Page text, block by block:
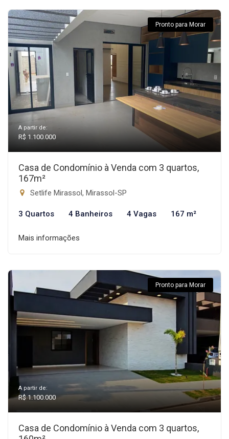
Pronto para Morar
A partir de:
R$ 1.100.000
Casa de Condomínio à Venda com 3 quartos,
167m²
Setlife Mirassol, Mirassol-SP
3 Quartos 4 Banheiros 4 Vagas 167 m²
Mais informações
Pronto para Morar
A partir de:
R$ 1.100.000
Casa de Condomínio à Venda com 3 quartos,